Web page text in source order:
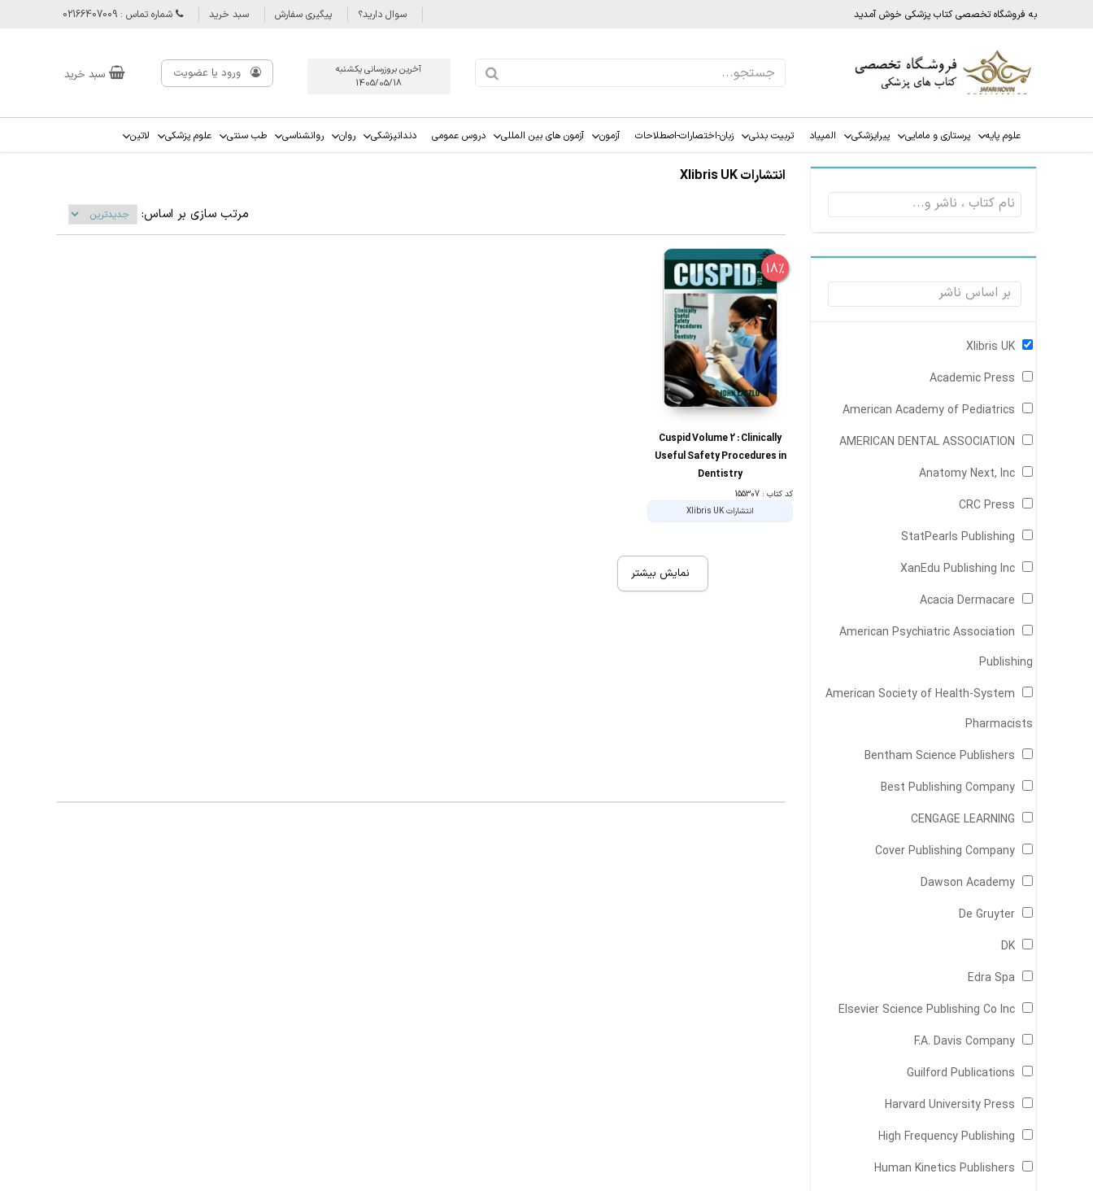
به فروشگاه تخصصی کتاب پزشکی خوش آمدید سوال دارید؟ پیگیری سفارش سبد خرید شماره تماس : 02166407009
آخرین بروزرسانی يكشنبه
1405/05/18
ورود یا عضویت سبد خرید
علوم پایه پرستاری و مامایی پیراپزشکی المپیاد تربیت بدنی زبان-اختصارات-اصطلاحات آزمون آزمون های بین المللی دروس عمومی دندانپزشکی روان روانشناسی طب سنتی علوم پزشکی لاتین
Xlibris UK
‎ Academic Press
‎ American Academy of Pediatrics
‎ AMERICAN DENTAL ASSOCIATION
‎ Anatomy Next, Inc
‎ CRC Press
‎ StatPearls Publishing
‎ XanEdu Publishing Inc
‎ Acacia Dermacare
American Psychiatric Association
Publishing
American Society of Health-System
Pharmacists
Bentham Science Publishers
Best Publishing Company
CENGAGE LEARNING
Cover Publishing Company
Dawson Academy
De Gruyter
DK
Edra Spa
Elsevier Science Publishing Co Inc
F.A. Davis Company
Guilford Publications
Harvard University Press
High Frequency Publishing
Human Kinetics Publishers
انتشارات Xlibris UK
مرتب سازی بر اساس:
18%
Cuspid Volume 2 : Clinically
Useful Safety Procedures in
Dentistry
کد کتاب : 155307
انتشارات Xlibris UK
نمایش بیشتر